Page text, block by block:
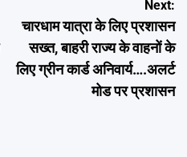
Next:
चारधाम यात्रा के लिए प्रशासन
सख्त, बाहरी राज्य के वाहनों के
लिए ग्रीन कार्ड अनिवार्य….अलर्ट
मोड पर प्रशासन